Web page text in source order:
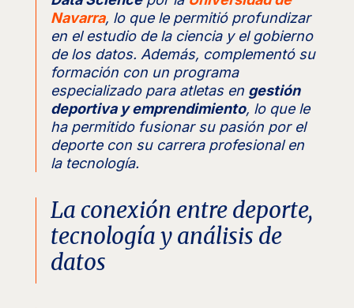
Navarra, lo que le permitió profundizar
en el estudio de la ciencia y el gobierno
de los datos. Además, complementó su
formación con un programa
especializado para atletas en gestión
deportiva y emprendimiento, lo que le
ha permitido fusionar su pasión por el
deporte con su carrera profesional en
la tecnología.
La conexión entre deporte,
tecnología y análisis de
datos